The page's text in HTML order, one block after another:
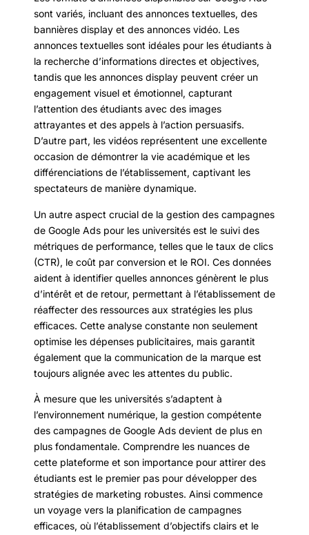
sont variés, incluant des annonces textuelles, des
bannières display et des annonces vidéo. Les
annonces textuelles sont idéales pour les étudiants à
la recherche d’informations directes et objectives,
tandis que les annonces display peuvent créer un
engagement visuel et émotionnel, capturant
l’attention des étudiants avec des images
attrayantes et des appels à l’action persuasifs.
D’autre part, les vidéos représentent une excellente
occasion de démontrer la vie académique et les
différenciations de l’établissement, captivant les
spectateurs de manière dynamique.
Un autre aspect crucial de la gestion des campagnes
de Google Ads pour les universités est le suivi des
métriques de performance, telles que le taux de clics
(CTR), le coût par conversion et le ROI. Ces données
aident à identifier quelles annonces génèrent le plus
d’intérêt et de retour, permettant à l’établissement de
réaffecter des ressources aux stratégies les plus
efficaces. Cette analyse constante non seulement
optimise les dépenses publicitaires, mais garantit
également que la communication de la marque est
toujours alignée avec les attentes du public.
À mesure que les universités s’adaptent à
l’environnement numérique, la gestion compétente
des campagnes de Google Ads devient de plus en
plus fondamentale. Comprendre les nuances de
cette plateforme et son importance pour attirer des
étudiants est le premier pas pour développer des
stratégies de marketing robustes. Ainsi commence
un voyage vers la planification de campagnes
efficaces, où l’établissement d’objectifs clairs et le